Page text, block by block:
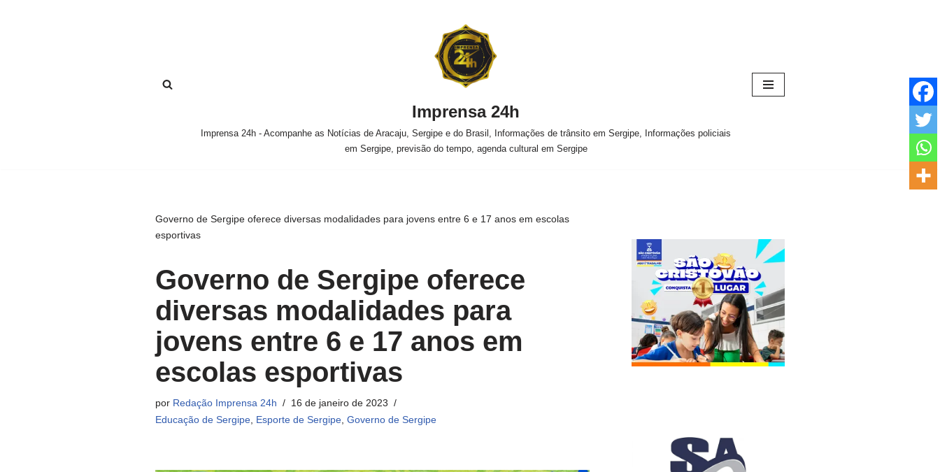
Imprensa 24h
Imprensa 24h - Acompanhe as Notícias de Aracaju, Sergipe e do Brasil, Informações de trânsito em Sergipe, Informações policiais
em Sergipe, previsão do tempo, agenda cultural em Sergipe
Governo de Sergipe oferece diversas modalidades para jovens entre 6 e 17 anos em escolas
esportivas
Governo de Sergipe oferece
diversas modalidades para
jovens entre 6 e 17 anos em
escolas esportivas
por Redação Imprensa 24h
16 de janeiro de 2023
Educação de Sergipe Esporte de Sergipe Governo de Sergipe